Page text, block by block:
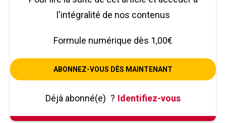
l'intégralité de nos contenus
Formule numérique dès 1,00€
ABONNEZ-VOUS DÈS MAINTENANT
Déjà abonné(e) ? Identifiez-vous